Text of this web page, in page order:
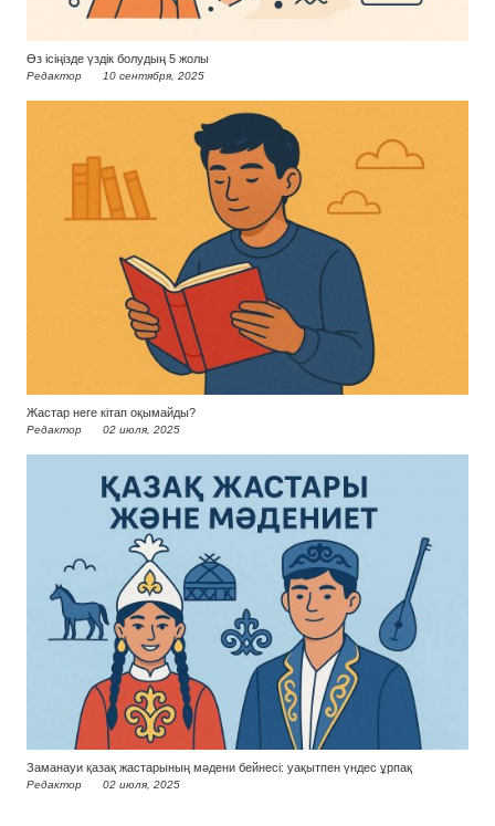
Өз ісіңізде үздік болудың 5 жолы
Редактор 10 сентября, 2025
Жастар неге кітап оқымайды?
Редактор 02 июля, 2025
Заманауи қазақ жастарының мәдени бейнесі: уақытпен үндес ұрпақ
Редактор 02 июля, 2025